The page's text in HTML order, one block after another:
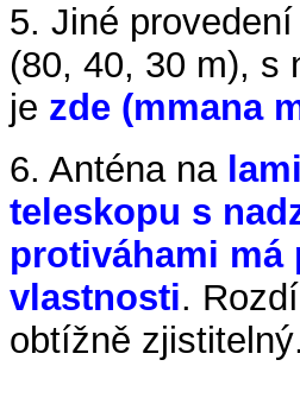
5. Jiné
(80, 40, 30 m), s
je zde (mmana
6. Anténa na
teleskopu s
protiváhami má
vlastnosti.
obtížně zjistitelný.